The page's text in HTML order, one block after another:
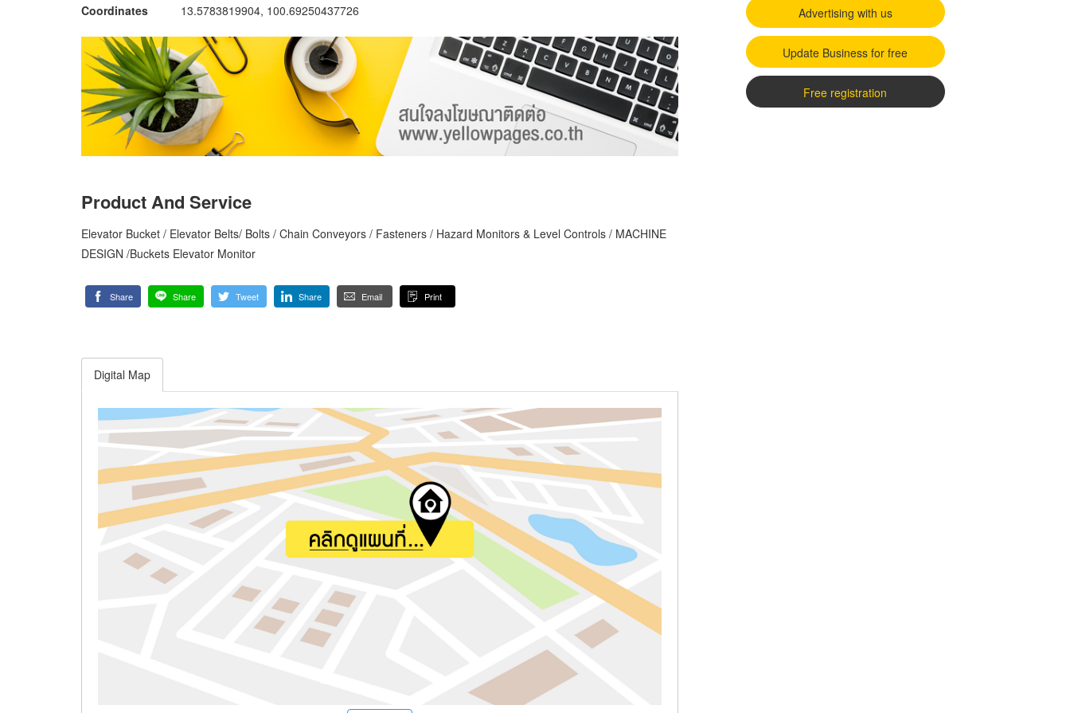
Coordinates 13.5783819904, 100.69250437726
Product And Service
Elevator Bucket / Elevator Belts/ Bolts / Chain Conveyors / Fasteners / Hazard Monitors & Level Controls / MACHINE
DESIGN /Buckets Elevator Monitor
Share Share Tweet Share Email Print
Digital Map
Advertising with us
Update Business for free
Free registration